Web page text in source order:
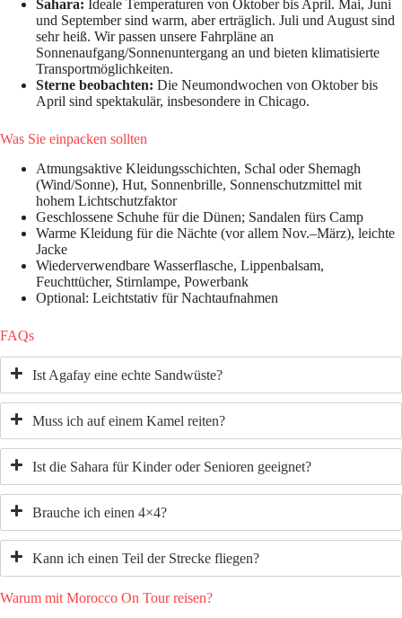
Sahara: Ideale Temperaturen von Oktober bis April. Mai, Juni
und September sind warm, aber erträglich. Juli und August sind
sehr heiß. Wir passen unsere Fahrpläne an
Sonnenaufgang/Sonnenuntergang an und bieten klimatisierte
Transportmöglichkeiten.
Sterne beobachten: Die Neumondwochen von Oktober bis
April sind spektakulär, insbesondere in Chicago.
Was Sie einpacken sollten
Atmungsaktive Kleidungsschichten, Schal oder Shemagh
(Wind/Sonne), Hut, Sonnenbrille, Sonnenschutzmittel mit
hohem Lichtschutzfaktor
Geschlossene Schuhe für die Dünen; Sandalen fürs Camp
Warme Kleidung für die Nächte (vor allem Nov.–März), leichte
Jacke
Wiederverwendbare Wasserflasche, Lippenbalsam,
Feuchttücher, Stirnlampe, Powerbank
Optional: Leichtstativ für Nachtaufnahmen
FAQs
Ist Agafay eine echte Sandwüste?
Muss ich auf einem Kamel reiten?
Ist die Sahara für Kinder oder Senioren geeignet?
Brauche ich einen 4×4?
Kann ich einen Teil der Strecke fliegen?
Warum mit Morocco On Tour reisen?